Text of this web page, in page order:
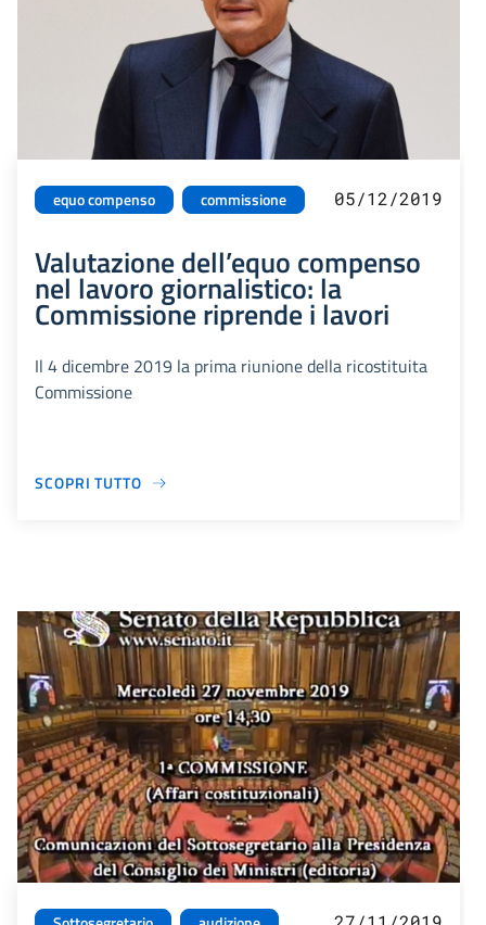
equo compenso commissione 05/12/2019
Valutazione dell’equo compenso
nel lavoro giornalistico: la
Commissione riprende i lavori
Il 4 dicembre 2019 la prima riunione della ricostituita
Commissione
SCOPRI TUTTO